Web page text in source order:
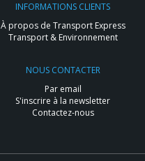
INFORMATIONS CLIENTS
À propos de Transport Express
Transport & Environnement
NOUS CONTACTER
Par email
S'inscrire à la newsletter
Contactez-nous